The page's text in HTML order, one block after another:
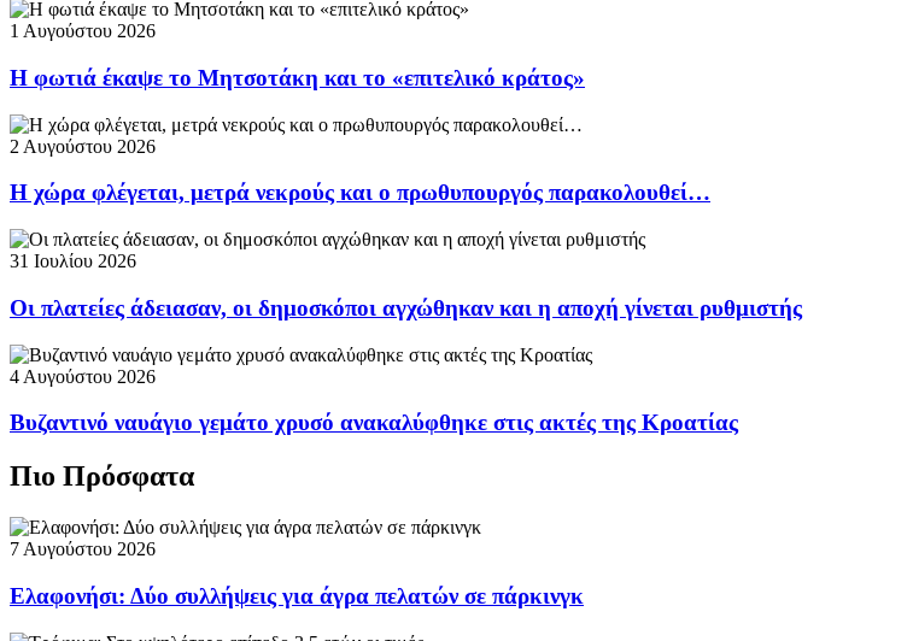
1 Αυγούστου 2026
Η φωτιά έκαψε το Μητσοτάκη και το «επιτελικό κράτος»
2 Αυγούστου 2026
Η χώρα φλέγεται, μετρά νεκρούς και ο πρωθυπουργός παρακολουθεί…
31 Ιουλίου 2026
Οι πλατείες άδειασαν, οι δημοσκόποι αγχώθηκαν και η αποχή γίνεται ρυθμιστής
4 Αυγούστου 2026
Βυζαντινό ναυάγιο γεμάτο χρυσό ανακαλύφθηκε στις ακτές της Κροατίας
Πιο Πρόσφατα
7 Αυγούστου 2026
Ελαφονήσι: Δύο συλλήψεις για άγρα πελατών σε πάρκινγκ